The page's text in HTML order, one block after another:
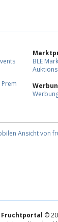
BLE
Ansicht von
Fruchtportal ©